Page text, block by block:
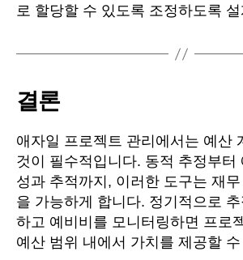
로 할당할 수 있도록 조정하도록
결론
애자일 프로젝트 관리에서는 예산
것이 필수적입니다. 동적 추정부터
성과 추적까지, 이러한 도구는 재
을 가능하게 합니다. 정기적으로
하고 예비비를 모니터링하면 프로
예산 범위 내에서 가치를 제공할